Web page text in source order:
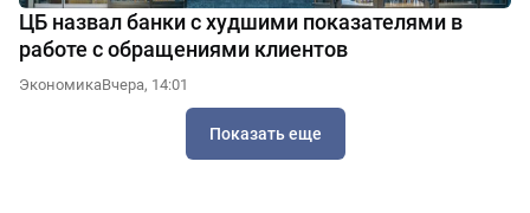
ЦБ назвал банки с худшими показателями в
работе с обращениями клиентов
ЭкономикаВчера, 14:01
Показать еще